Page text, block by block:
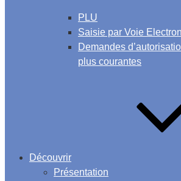
PLU
Saisie par Voie
Demandes
plus courantes
Découvrir
Présentation